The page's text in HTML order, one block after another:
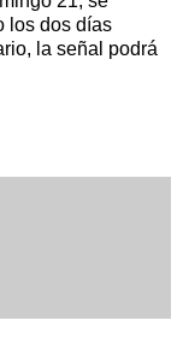
los dos días
la señal podrá